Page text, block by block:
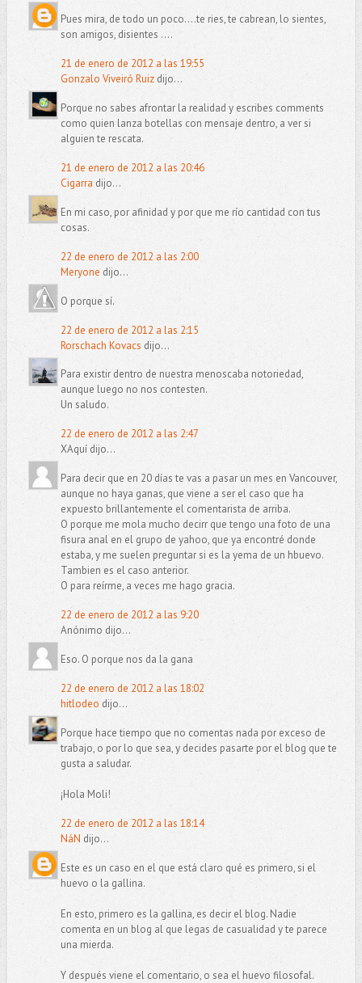
Pues mira, de todo un poco....te ries, te cabrean, lo sientes,
son amigos, disientes ....
21 de enero de 2012 a las 19:55
Gonzalo Viveiró Ruizdijo...
Porque no sabes afrontar la realidad y escribes comments
como quien lanza botellas con mensaje dentro, a ver si
alguien te rescata.
21 de enero de 2012 a las 20:46
Cigarra dijo...
En mi caso, por afinidad y por que me río cantidad con tus
cosas.
22 de enero de 2012 a las 2:00
Meryone dijo...
O porque sí.
22 de enero de 2012 a las 2:15
Rorschach Kovacs dijo...
Para existir dentro de nuestra menoscaba notoriedad,
aunque luego no nos contesten.
Un saludo.
22 de enero de 2012 a las 2:47
XAquí dijo...
Para decir que en 20 días te vas a pasar un mes en Vancouver,
aunque no haya ganas, que viene a ser el caso que ha
expuesto brillantemente el comentarista de arriba.
O porque me mola mucho decirr que tengo una foto de una
fisura anal en el grupo de yahoo, que ya encontré donde
estaba, y me suelen preguntar si es la yema de un hbuevo.
Tambien es el caso anterior.
O para reírme, a veces me hago gracia.
22 de enero de 2012 a las 9:20
Anónimo dijo...
Eso. O porque nos da la gana
22 de enero de 2012 a las 18:02
hitlodeo dijo...
Porque hace tiempo que no comentas nada por exceso de
trabajo, o por lo que sea, y decides pasarte por el blog que te
gusta a saludar.
¡Hola Moli!
22 de enero de 2012 a las 18:14
NáN dijo...
Este es un caso en el que está claro qué es primero, si el
huevo o la gallina.
En esto, primero es la gallina, es decir el blog. Nadie
comenta en un blog al que legas de casualidad y te parece
una mierda.
Y después viene el comentario, o sea el huevo filosofal.